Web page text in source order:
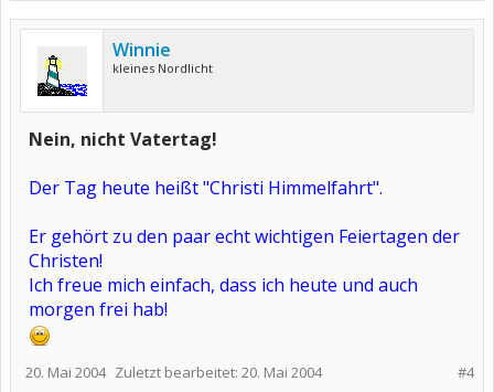
Winnie
kleines Nordlicht
Nein, nicht Vatertag!
Der Tag heute heißt "Christi Himmelfahrt".
Er gehört zu den paar echt wichtigen Feiertagen der
Christen!
Ich freue mich einfach, dass ich heute und auch
morgen frei hab!
#4
20. Mai 2004 Zuletzt bearbeitet: 20. Mai 2004